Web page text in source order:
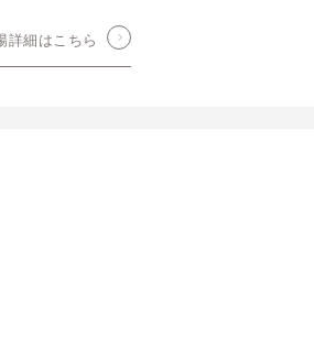
詳細はこちら